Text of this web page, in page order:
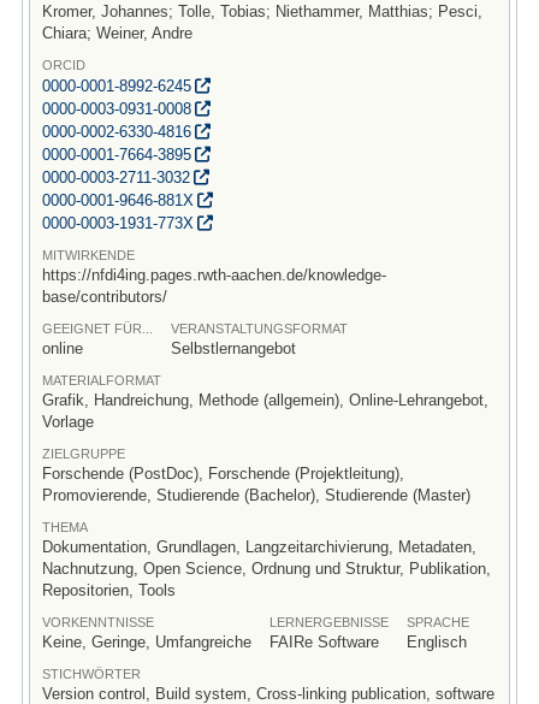
Kromer, Johannes; Tolle, Tobias; Niethammer, Matthias; Pesci,
Chiara; Weiner, Andre
ORCID
0000-0001-8992-6245
0000-0003-0931-0008
0000-0002-6330-4816
0000-0001-7664-3895
0000-0003-2711-3032
0000-0001-9646-881X
0000-0003-1931-773X
MITWIRKENDE
https://nfdi4ing.pages.rwth-aachen.de/knowledge-
base/contributors/
GEEIGNET FÜR...
online
VERANSTALTUNGSFORMAT
Selbstlernangebot
MATERIALFORMAT
Grafik, Handreichung, Methode (allgemein), Online-Lehrangebot,
Vorlage
ZIELGRUPPE
Forschende (PostDoc), Forschende (Projektleitung),
Promovierende, Studierende (Bachelor), Studierende (Master)
THEMA
Dokumentation, Grundlagen, Langzeitarchivierung, Metadaten,
Nachnutzung, Open Science, Ordnung und Struktur, Publikation,
Repositorien, Tools
VORKENNTNISSE
Keine, Geringe, Umfangreiche
LERNERGEBNISSE
FAIRe Software
SPRACHE
Englisch
STICHWÖRTER
Version control, Build system, Cross-linking publication, software